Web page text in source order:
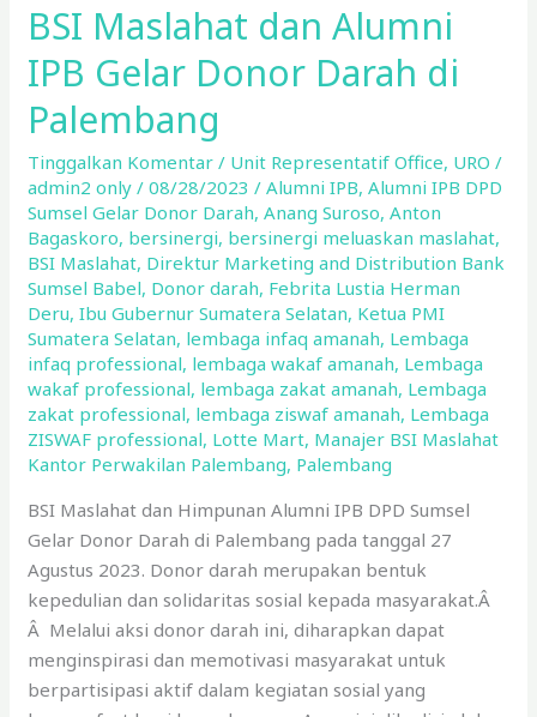
BSI Maslahat dan Alumni
IPB Gelar Donor Darah di
Palembang
Tinggalkan Komentar / Unit Representatif Office, URO /
admin2 only/08/28/2023/Alumni IPB,Alumni IPB DPD
Sumsel Gelar Donor Darah,Anang Suroso,Anton
Bagaskoro, bersinergi, bersinergi meluaskan maslahat,
BSI Maslahat, Direktur Marketing and Distribution Bank
Sumsel Babel, Donor darah, Febrita Lustia Herman
Deru,Ibu Gubernur Sumatera Selatan, Ketua PMI
Sumatera Selatan, lembaga infaq amanah, Lembaga
infaq professional, lembaga wakaf amanah, Lembaga
wakaf professional, lembaga zakat amanah, Lembaga
zakat professional, lembaga ziswaf amanah, Lembaga
ZISWAF professional, Lotte Mart, Manajer BSI Maslahat
Kantor Perwakilan Palembang, Palembang
BSI Maslahat dan Himpunan Alumni IPB DPD Sumsel
Gelar Donor Darah di Palembang pada tanggal 27
Agustus 2023. Donor darah merupakan bentuk
kepedulian dan solidaritas sosial kepada masyarakat.Â
Â Melalui aksi donor darah ini, diharapkan dapat
menginspirasi dan memotivasi masyarakat untuk
berpartisipasi aktif dalam kegiatan sosial yang
BSI
Maslahat
dan
Alumni
IPB
Gelar
Donor
Darah
di
Palembang